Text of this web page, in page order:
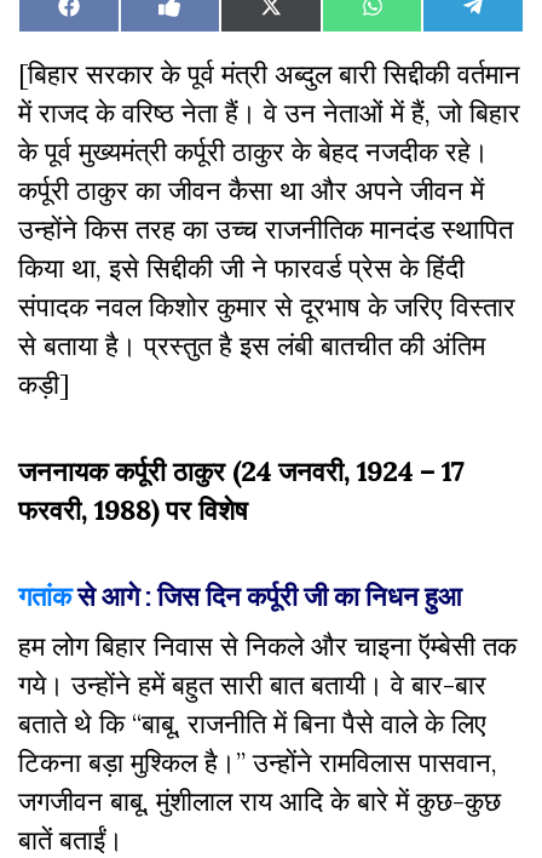
Share
on
Facebook Share
on
Like
on
Facebook
Share
on
X
(Twitter)
Share
on
WhatsAppShare
on
[बिहार सरकार के पूर्व मंत्री अब्दुल बारी सिद्दीकी वर्तमान
में राजद के वरिष्ठ नेता हैं। वे उन नेताओं में हैं, जो बिहार
के पूर्व मुख्यमंत्री कर्पूरी ठाकुर के बेहद नजदीक रहे।
कर्पूरी ठाकुर का जीवन कैसा था और अपने जीवन में
उन्होंने किस तरह का उच्च राजनीतिक मानदंड स्थापित
किया था, इसे सिद्दीकी जी ने फारवर्ड प्रेस के हिंदी
संपादक नवल किशोर कुमार से दूरभाष के जरिए विस्तार
से बताया है। प्रस्तुत है इस लंबी बातचीत की अंतिम
कड़ी]
जननायक कर्पूरी ठाकुर (24 जनवरी, 1924 – 17
फरवरी, 1988) पर विशेष
गतांकसे आगे : जिस दिन कर्पूरी जी का निधन हुआ
हम लोग बिहार निवास से निकले और चाइना ऍम्बेसी तक
गये। उन्होंने हमें बहुत सारी बात बतायी। वे बार-बार
बताते थे कि “बाबू, राजनीति में बिना पैसे वाले के लिए
टिकना बड़ा मुश्किल है।” उन्होंने रामविलास पासवान,
जगजीवन बाबू, मुंशीलाल राय आदि के बारे में कुछ-कुछ
बातें बताईं।